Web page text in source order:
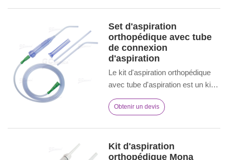
orthopédiques, il permet
débris, etc. pendant les
opérations, afin de maintenir le
champ opératoire dégagé et de
faciliter les procédures.
Set d'aspiration
orthopédique avec tube
de connexion
d'aspiration
Le kit d'aspiration orthopédique
avec tube d'aspiration est un kit
médical spécialisé. Il est fourni
avec un tube de raccordement
pour les chirurgies
orthopédiques, il garantit un
Obtenir un devis
Kit d'aspiration
orthopédique Mona